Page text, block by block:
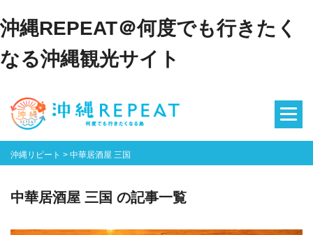
沖縄REPEAT＠何度でも行きたく
なる沖縄観光サイト
沖縄リピート > 中華居酒屋 三国
中華居酒屋 三国 の記事一覧